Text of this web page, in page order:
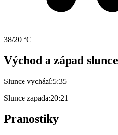
38/20 °C
Východ a západ slunce
Slunce vychází:5:35
Slunce zapadá:20:21
Pranostiky